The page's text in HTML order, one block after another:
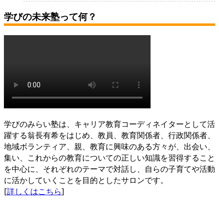
学びの未来塾って何？
学びのみらい塾は、キャリア教育コーディネイターとして活
躍する翁長有希をはじめ、教員、教育関係者、行政関係者、
地域ボランティア、親、教育に興味のある方々が、出会い、
集い、これからの教育についての正しい知識を習得すること
を中心に、それぞれのテーマで対話し、自らの子育てや活動
に活かしていくことを目的としたサロンです。
[詳しくはこちら]